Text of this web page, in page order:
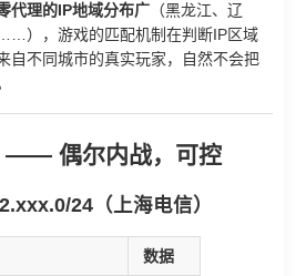
代理的IP地域分布广 （黑龙江、辽
），游戏的匹配机制在判断IP区域
自不同城市的真实玩家，自然不会把
—— 偶尔内战，可控
24（上海电信）
数据